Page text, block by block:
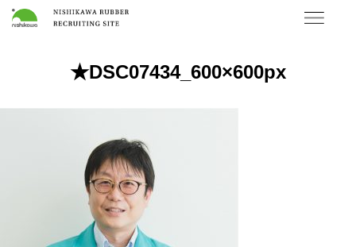
★DSC07434_600×600px